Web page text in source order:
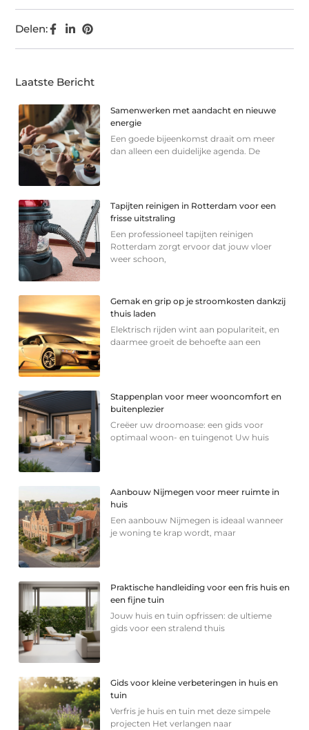
Delen:
Laatste Bericht
Samenwerken met aandacht en nieuwe
energie
Een goede bijeenkomst draait om meer
dan alleen een duidelijke agenda. De
Tapijten reinigen in Rotterdam voor een
frisse uitstraling
Een professioneel tapijten reinigen
Rotterdam zorgt ervoor dat jouw vloer
weer schoon,
Gemak en grip op je stroomkosten dankzij
thuis laden
Elektrisch rijden wint aan populariteit, en
daarmee groeit de behoefte aan een
Stappenplan voor meer wooncomfort en
buitenplezier
Creëer uw droomoase: een gids voor
optimaal woon- en tuingenot Uw huis
Aanbouw Nijmegen voor meer ruimte in
huis
Een aanbouw Nijmegen is ideaal wanneer
je woning te krap wordt, maar
Praktische handleiding voor een fris huis en
een fijne tuin
Jouw huis en tuin opfrissen: de ultieme
gids voor een stralend thuis
Gids voor kleine verbeteringen in huis en
tuin
Verfris je huis en tuin met deze simpele
projecten Het verlangen naar